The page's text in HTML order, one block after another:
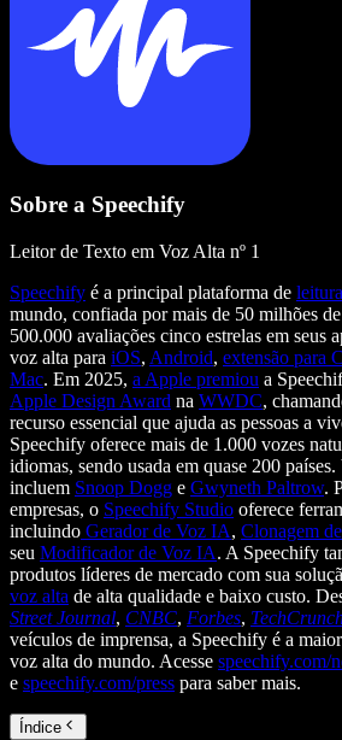
Sobre a Speechify
Leitor de Texto em Voz Alta nº 1
Speechify é a principal plataforma de
mundo, confiada por mais de 50 milhões
500.000 avaliações cinco estrelas em seus
voz alta para iOS, Android, extensão para
Mac. Em 2025, a Apple premiou a
Apple Design Award na WWDC,
recurso essencial que ajuda as pessoas a
Speechify oferece mais de 1.000 vozes
idiomas, sendo usada em quase 200
incluem Snoop Dogg e Gwyneth Paltrow.
empresas, o Speechify Studio oferece
incluindo Gerador de Voz IA, Clonagem
seu Modificador de Voz IA. A Speechify
produtos líderes de mercado com sua
voz alta de alta qualidade e baixo custo.
Street Journal, CNBC, Forbes,
veículos de imprensa, a Speechify é a
voz alta do mundo. Acesse speechify.com/
e speechify.com/press para saber mais.
Índice